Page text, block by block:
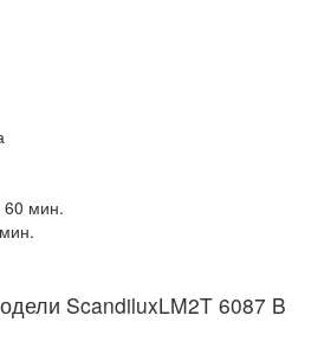
60 мин.
ScandiluxLM2T 6087 B